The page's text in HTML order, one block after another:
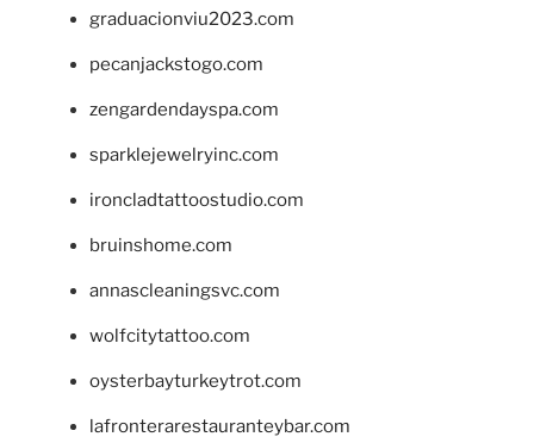
graduacionviu2023.com
pecanjackstogo.com
zengardendayspa.com
sparklejewelryinc.com
ironcladtattoostudio.com
bruinshome.com
annascleaningsvc.com
wolfcitytattoo.com
oysterbayturkeytrot.com
lafronterarestauranteybar.com